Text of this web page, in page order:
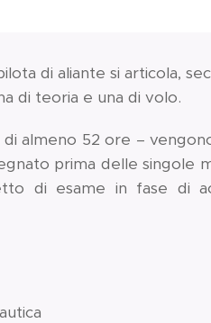
di aliante si articola,
di teoria e una di volo.
almeno 52 ore –
prima delle singole
di esame in fase di